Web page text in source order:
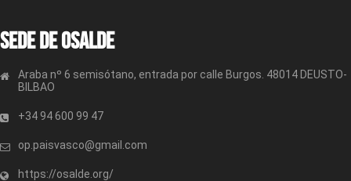
Sede de OSALDE
Araba nº 6 semisótano, entrada por calle Burgos. 48014 DEUSTO-
BILBAO
+34 94 600 99 47
op.paisvasco@gmail.com
https://osalde.org/